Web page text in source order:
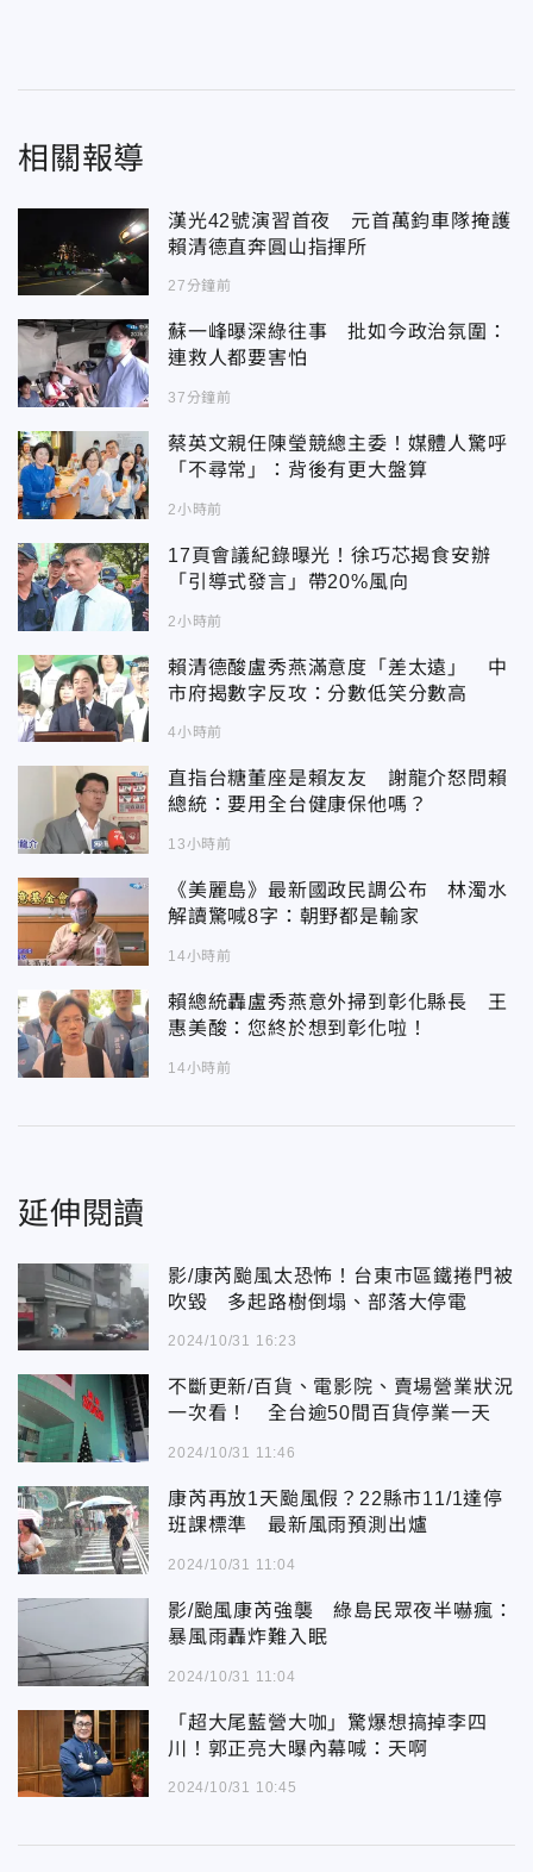
相關報導
漢光42號演習首夜 元首萬鈞車隊掩護
賴清德直奔圓山指揮所
27分鐘前
蘇一峰曝深綠往事 批如今政治氛圍：
連救人都要害怕
37分鐘前
蔡英文親任陳瑩競總主委！媒體人驚呼
「不尋常」：背後有更大盤算
2小時前
17頁會議紀錄曝光！徐巧芯揭食安辦
「引導式發言」帶20%風向
2小時前
賴清德酸盧秀燕滿意度「差太遠」 中
市府揭數字反攻：分數低笑分數高
4小時前
直指台糖董座是賴友友 謝龍介怒問賴
總統：要用全台健康保他嗎？
13小時前
《美麗島》最新國政民調公布 林濁水
解讀驚喊8字：朝野都是輸家
14小時前
賴總統轟盧秀燕意外掃到彰化縣長 王
惠美酸：您終於想到彰化啦！
14小時前
延伸閱讀
影/康芮颱風太恐怖！台東市區鐵捲門被
吹毀 多起路樹倒塌、部落大停電
2024/10/31 16:23
不斷更新/百貨、電影院、賣場營業狀況
一次看！ 全台逾50間百貨停業一天
2024/10/31 11:46
康芮再放1天颱風假？22縣市11/1達停
班課標準 最新風雨預測出爐
2024/10/31 11:04
影/颱風康芮強襲 綠島民眾夜半嚇瘋：
暴風雨轟炸難入眠
2024/10/31 11:04
「超大尾藍營大咖」驚爆想搞掉李四
川！郭正亮大曝內幕喊：天啊
2024/10/31 10:45